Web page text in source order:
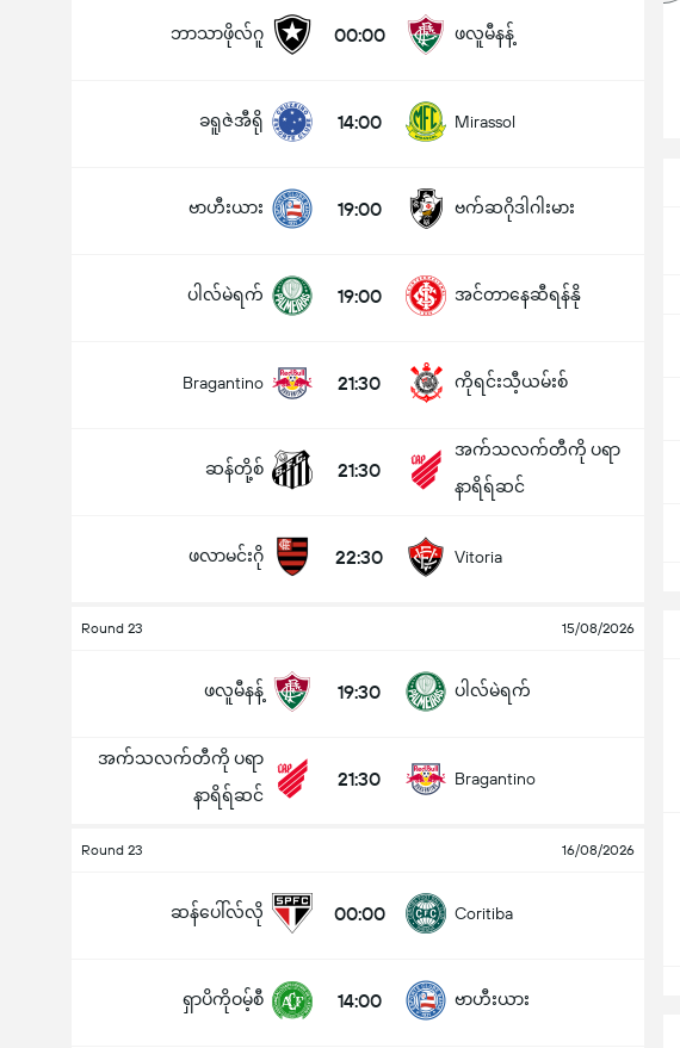
ဘာသာဖိုလ်ဂူ 00:00 ဖလူမီနန့်
ခရူဇဲအီရို 14:00 Mirassol
ဗာဟီးယား 19:00 ဗက်ဆဂိုဒါဂါးမား
ပါလ်မဲရက် 19:00 အင်တာနေဆီရန်နို
Bragantino 21:30 ကိုရင်းသီ့ယမ်းစ်
ဆန်တို့စ် 21:30
အက်သလက်တီကို ပရာ
နာရိရ်ဆင်
ဖလာမင်းဂို 22:30 Vitoria
Round 23 15/08/2026
ဖလူမီနန့် 19:30 ပါလ်မဲရက်
အက်သလက်တီကို ပရာ
နာရိရ်ဆင်
21:30 Bragantino
Round 23 16/08/2026
ဆန်ပေါ်လ်လို 00:00 Coritiba
ရှာပိကိုဝမ့်စီ 14:00 ဗာဟီးယား